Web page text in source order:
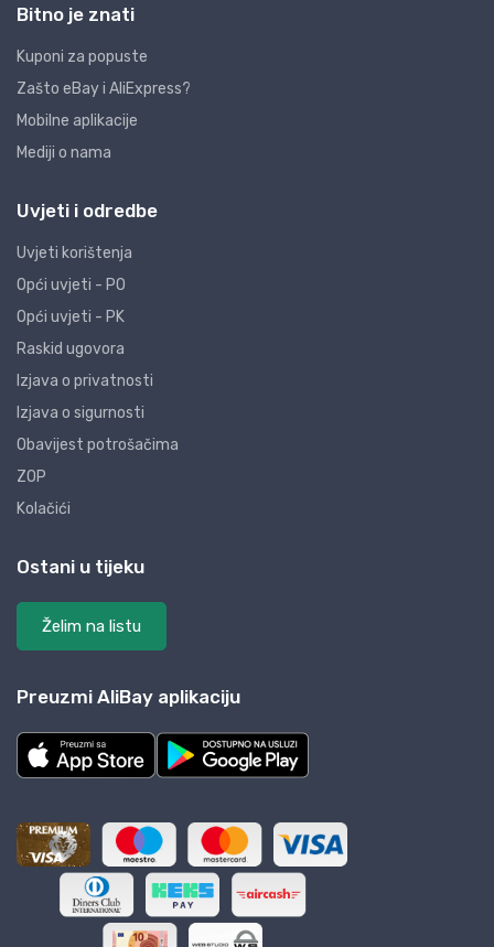
Bitno je znati
Kuponi za popuste
Zašto eBay i AliExpress?
Mobilne aplikacije
Mediji o nama
Uvjeti i odredbe
Uvjeti korištenja
Opći uvjeti - PO
Opći uvjeti - PK
Raskid ugovora
Izjava o privatnosti
Izjava o sigurnosti
Obavijest potrošačima
ZOP
Kolačići
Ostani u tijeku
Želim na listu
Preuzmi AliBay aplikaciju